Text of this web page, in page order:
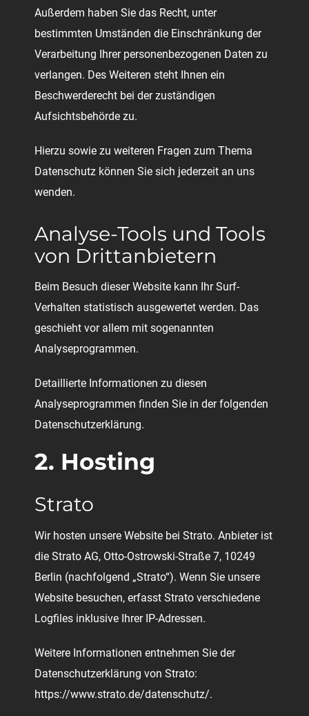
Außerdem haben Sie das Recht, unter
bestimmten Umständen die Einschränkung der
Verarbeitung Ihrer personenbezogenen Daten zu
verlangen. Des Weiteren steht Ihnen ein
Beschwerderecht bei der zuständigen
Aufsichtsbehörde zu.
Hierzu sowie zu weiteren Fragen zum Thema
Datenschutz können Sie sich jederzeit an uns
wenden.
Analyse-Tools und Tools
von Dritt­anbietern
Beim Besuch dieser Website kann Ihr Surf-
Verhalten statistisch ausgewertet werden. Das
geschieht vor allem mit sogenannten
Analyseprogrammen.
Detaillierte Informationen zu diesen
Analyseprogrammen finden Sie in der folgenden
Datenschutzerklärung.
2. Hosting
Strato
Wir hosten unsere Website bei Strato. Anbieter ist
die Strato AG, Otto-Ostrowski-Straße 7, 10249
Berlin (nachfolgend „Strato“). Wenn Sie unsere
Website besuchen, erfasst Strato verschiedene
Logfiles inklusive Ihrer IP-Adressen.
Weitere Informationen entnehmen Sie der
Datenschutzerklärung von Strato:
https://www.strato.de/datenschutz/.